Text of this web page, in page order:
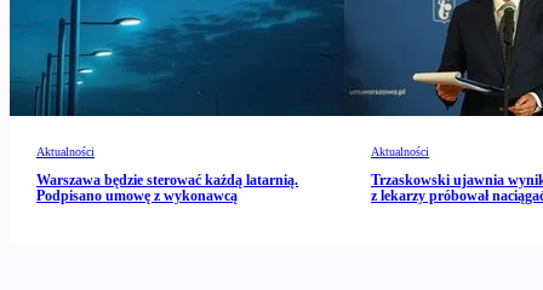
Aktualności
Warszawa będzie sterować każdą latarnią.
Podpisano umowę z wykonawcą
Aktualności
Trzaskowski ujawnia
z lekarzy próbował